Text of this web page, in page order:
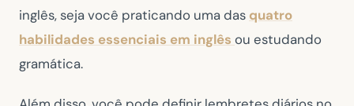
inglês, seja você praticando uma das quatro
habilidades essenciais em inglês ou estudando
gramática.